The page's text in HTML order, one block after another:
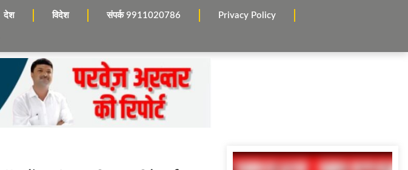
देश विदेश संपर्क 9911020786 Privacy Policy